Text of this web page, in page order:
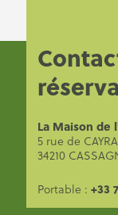
La Maison de
5 rue de
34210
Portable : +33